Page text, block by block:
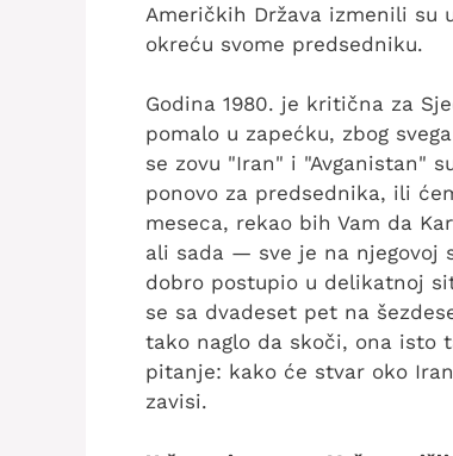
Američkih Država izmenili su
okreću svome predsedniku.
Godina 1980. je kritična za
pomalo u zapećku, zbog
se zovu "Iran" i "Avganistan"
ponovo za predsednika, ili
meseca, rekao bih Vam da
ali sada — sve je na njegovoj
dobro postupio u delikatnoj
se sa dvadeset pet na
tako naglo da skoči, ona isto
pitanje: kako će stvar oko
zavisi.